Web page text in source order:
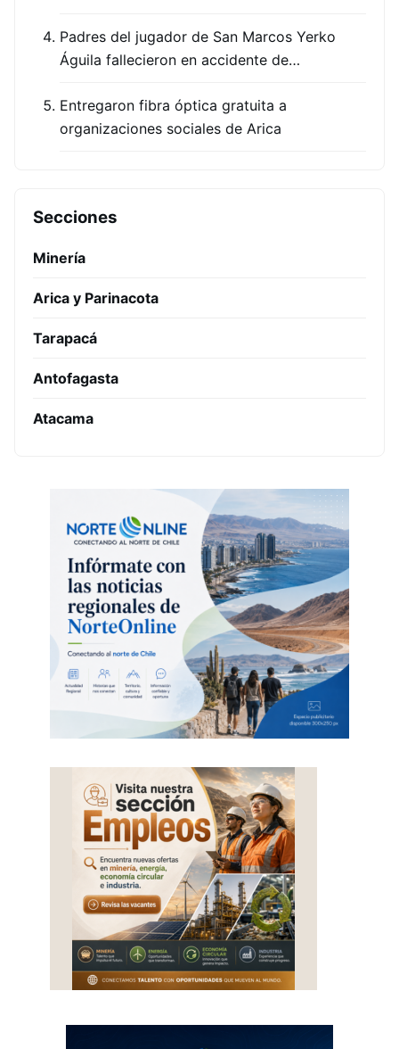
Padres del jugador de San Marcos Yerko
Águila fallecieron en accidente de…
Entregaron fibra óptica gratuita a
organizaciones sociales de Arica
Secciones
Minería
Arica y Parinacota
Tarapacá
Antofagasta
Atacama